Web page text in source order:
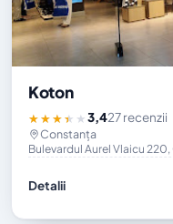
Koton
★★★★★3,427 recenzii
Constanța
Bulevardul Aurel Vlaicu
Detalii